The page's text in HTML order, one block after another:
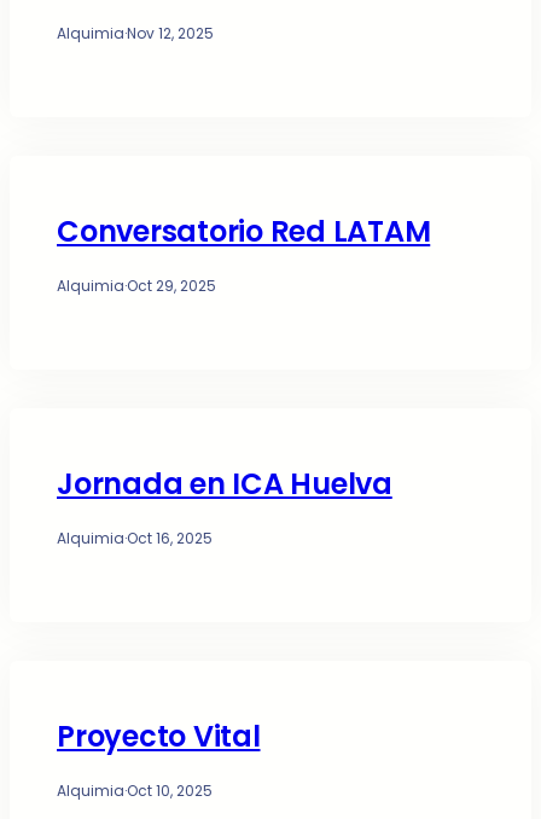
Alquimia·Nov 12, 2025
Conversatorio Red LATAM
Alquimia·Oct 29, 2025
Jornada en ICA Huelva
Alquimia·Oct 16, 2025
Proyecto Vital
Alquimia·Oct 10, 2025